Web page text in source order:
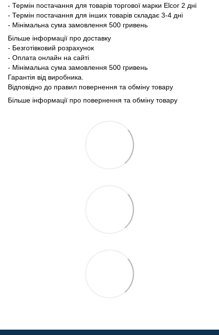
- Термін постачання для товарів торгової марки Elcor 2 дні
- Термін постачання для інших товарів складає 3-4 дні
- Мінімальна сума замовлення 500 гривень
Більше інформації про доставку
- Безготівковий розрахунок
- Оплата онлайн на сайті
- Мінімальна сума замовлення 500 гривень
Гарантія від виробника.
Відповідно до правил повернення та обміну товару
Більше інформації про повернення та обміну товару